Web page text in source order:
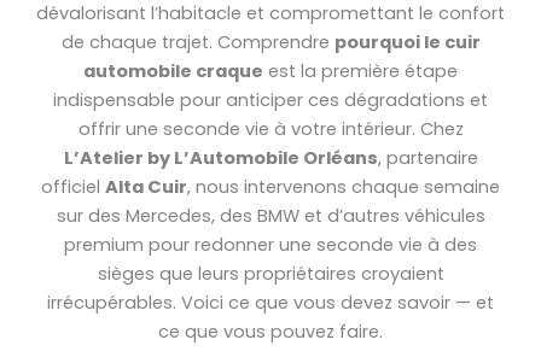
dévalorisant l’habitacle et compromettant le confort
de chaque trajet. Comprendre pourquoi le cuir
automobile craque est la première étape
indispensable pour anticiper ces dégradations et
offrir une seconde vie à votre intérieur. Chez
L’Atelier by L’Automobile Orléans, partenaire
officiel Alta Cuir, nous intervenons chaque semaine
sur des Mercedes, des BMW et d’autres véhicules
premium pour redonner une seconde vie à des
sièges que leurs propriétaires croyaient
irrécupérables. Voici ce que vous devez savoir — et
ce que vous pouvez faire.